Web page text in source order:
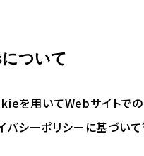
ついて
を用いてWebサイトでの
シーポリシーに基づい